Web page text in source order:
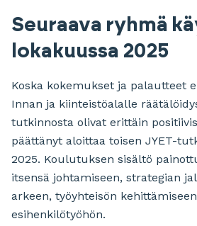
Seuraava ryhmä
lokakuussa 2025
Koska kokemukset ja palautteet
Innan ja kiinteistöalalle
tutkinnosta olivat erittäin
päättänyt aloittaa toisen JYET-
2025. Koulutuksen sisältö
itsensä johtamiseen, strategian
arkeen, työyhteisön
esihenkilötyöhön.